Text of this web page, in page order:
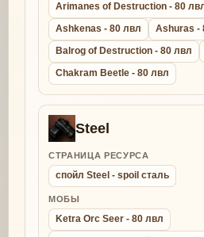
Arimanes of Destruction - 80
Ashkenas - 80 лвл
Ashuras -
Balrog of Destruction - 80 лвл
Chakram Beetle - 80 лвл
Steel
СТРАНИЦА РЕСУРСА
спойл Steel - spoil сталь
МОБЫ
Ketra Orc Seer - 80 лвл